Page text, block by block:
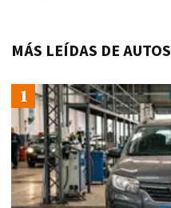
MÁS LEÍDAS DE AUTOS